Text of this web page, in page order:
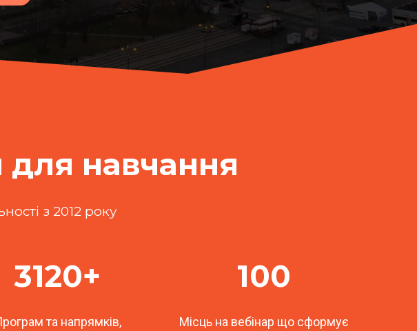
для навчання
з 2012 року
3120+
та напрямків,
100
Місць на вебінар що сформує